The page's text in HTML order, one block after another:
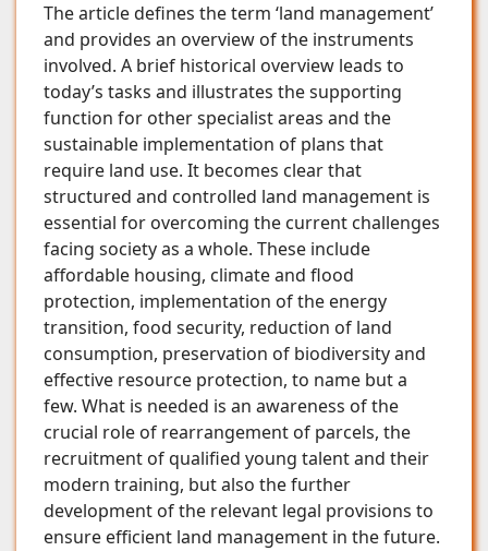
The article defines the term ‘land management’
and provides an overview of the instruments
involved. A brief historical overview leads to
today’s tasks and illustrates the supporting
function for other specialist areas and the
sustainable implementation of plans that
require land use. It becomes clear that
structured and controlled land management is
essential for overcoming the current challenges
facing society as a whole. These include
affordable housing, climate and flood
protection, implementation of the energy
transition, food security, reduction of land
consumption, preservation of biodiversity and
effective resource protection, to name but a
few. What is needed is an awareness of the
crucial role of rearrangement of parcels, the
recruitment of qualified young talent and their
modern training, but also the further
development of the relevant legal provisions to
ensure efficient land management in the future.